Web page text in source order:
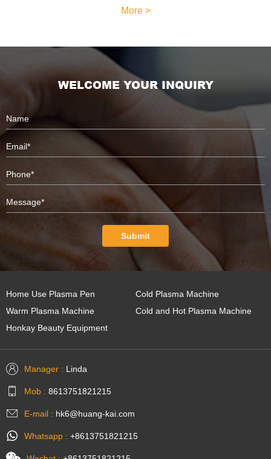
More >
WELCOME YOUR INQUIRY
Submit
Home Use Plasma Pen
Cold Plasma Machine
Warm Plasma Machine
Cold and Hot Plasma Machine
Honkay Beauty Equipment
Manager : Linda
Mob : 8613751821215
E-mail : hk6@huang-kai.com
Whatsapp : +8613751821215